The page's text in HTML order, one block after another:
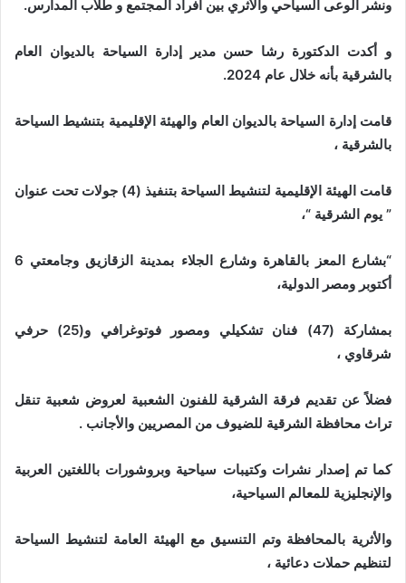
ونشر الوعى السياحي والأثري بين أفراد المجتمع و طلاب المدارس.
و أكدت الدكتورة رشا حسن مدير إدارة السياحة بالديوان العام
بالشرقية بأنه خلال عام 2024.
قامت إدارة السياحة بالديوان العام والهيئة الإقليمية بتنشيط السياحة
بالشرقية ،
قامت الهيئة الإقليمية لتنشيط السياحة بتنفيذ (4) جولات تحت عنوان
” يوم الشرقية “،
“بشارع المعز بالقاهرة وشارع الجلاء بمدينة الزقازيق وجامعتي 6
أكتوبر ومصر الدولية،
بمشاركة (47) فنان تشكيلي ومصور فوتوغرافي و(25) حرفي
شرقاوي ،
فضلاً عن تقديم فرقة الشرقية للفنون الشعبية لعروض شعبية تنقل
تراث محافظة الشرقية للضيوف من المصريين والأجانب .
كما تم إصدار نشرات وكتيبات سياحية وبروشورات باللغتين العربية
والإنجليزية للمعالم السياحية،
والأثرية بالمحافظة وتم التنسيق مع الهيئة العامة لتنشيط السياحة
لتنظيم حملات دعائية ،